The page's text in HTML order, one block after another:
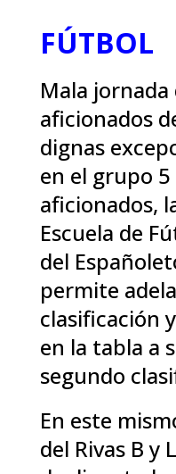
FÚTBOL
Mala jornada
aficionados
dignas
en el grupo
aficionados,
Escuela de
del
permite
clasificación
en la tabla a
segundo
En este
del Rivas B y